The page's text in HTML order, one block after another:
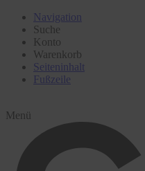
Navigation
Suche
Konto
Warenkorb
Seiteninhalt
Fußzeile
Menü